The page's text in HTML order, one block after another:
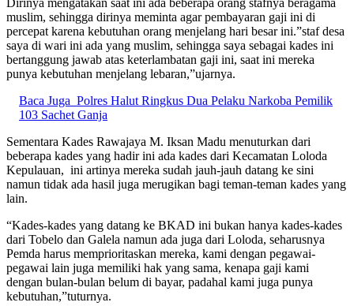
Dirinya mengatakan saat ini ada beberapa orang stafnya beragama
muslim, sehingga dirinya meminta agar pembayaran gaji ini di
percepat karena kebutuhan orang menjelang hari besar ini.”staf desa
saya di wari ini ada yang muslim, sehingga saya sebagai kades ini
bertanggung jawab atas keterlambatan gaji ini, saat ini mereka
punya kebutuhan menjelang lebaran,”ujarnya.
Baca Juga Polres Halut Ringkus Dua Pelaku Narkoba Pemilik
103 Sachet Ganja
Sementara Kades Rawajaya M. Iksan Madu menuturkan dari
beberapa kades yang hadir ini ada kades dari Kecamatan Loloda
Kepulauan, ini artinya mereka sudah jauh-jauh datang ke sini
namun tidak ada hasil juga merugikan bagi teman-teman kades yang
lain.
“Kades-kades yang datang ke BKAD ini bukan hanya kades-kades
dari Tobelo dan Galela namun ada juga dari Loloda, seharusnya
Pemda harus memprioritaskan mereka, kami dengan pegawai-
pegawai lain juga memiliki hak yang sama, kenapa gaji kami
dengan bulan-bulan belum di bayar, padahal kami juga punya
kebutuhan,”tuturnya.